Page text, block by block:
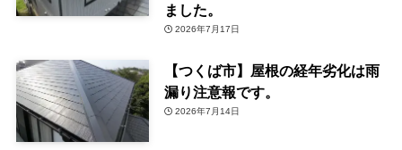
ました。
2026年7月17日
【つくば市】屋根の経年劣化は雨
漏り注意報です。
2026年7月14日